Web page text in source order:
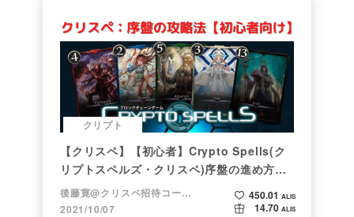
クリプト
【クリスペ】【初心者】Crypto Spells(ク
リプトスペルズ・クリスペ)序盤の進め方
【NFTゲーム】
後藤寛@クリスペ招待コード→LHiH
2021/10/07
450.01 ALIS
14.70 ALIS